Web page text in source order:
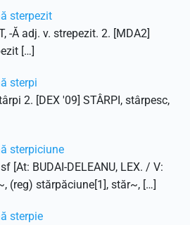
sterpezit
-Ă adj. v. strepezit. 2. [MDA2]
[…]
sterpi
2. [DEX '09] STÂRPI, stârpesc,
sterpiciune
[At: BUDAI-DELEANU, LEX. / V:
(reg) stărpăciune[1], stăr~, […]
sterpie